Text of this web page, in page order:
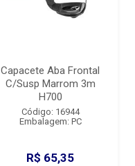
Capacete Aba Frontal
C/Susp Marrom 3m
H700
Código: 16944
Embalagem: PC
R$ 65,35